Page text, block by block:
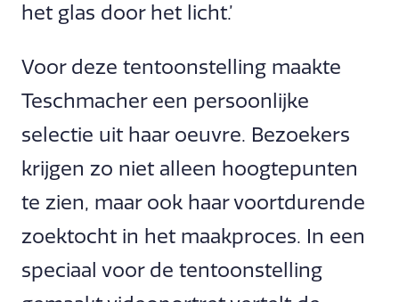
het glas door het licht.’
Voor deze tentoonstelling maakte
Teschmacher een persoonlijke
selectie uit haar oeuvre. Bezoekers
krijgen zo niet alleen hoogtepunten
te zien, maar ook haar voortdurende
zoektocht in het maakproces. In een
speciaal voor de tentoonstelling